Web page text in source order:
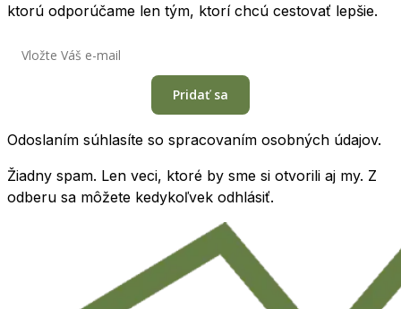
ktorú odporúčame len tým, ktorí chcú cestovať lepšie.
Pridať sa
Odoslaním súhlasíte so spracovaním osobných údajov.
Žiadny spam. Len veci, ktoré by sme si otvorili aj my. Z
odberu sa môžete kedykoľvek odhlásiť.